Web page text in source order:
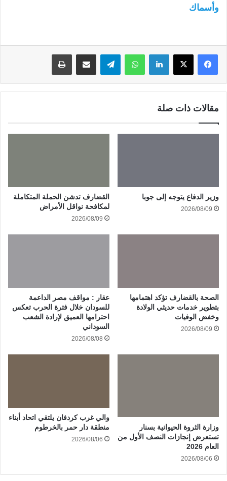
وأسماك
لينكدإن واتساب
مقالات ذات صلة
وزير الدفاع يتوجه إلى جوبا
2026/08/09
القضارف تدشن الحملة المتكاملة
لمكافحة نواقل الأمراض
2026/08/09
الصحة بالقضارف تؤكد اهتمامها
بتطوير خدمات حديثي الولادة
وخفض الوفيات
2026/08/09
عقار : مواقف مصر الداعمة
للسودان خلال فترة الحرب تعكس
احترامها العميق لإرادة الشعب
السوداني
2026/08/08
وزارة الثروة الحيوانية بسنار
تستعرض إنجازات النصف الأول من
العام 2026
2026/08/06
والي غرب كردفان يلتقي اتحاد أبناء
منطقة دار حمر بالخرطوم
2026/08/06